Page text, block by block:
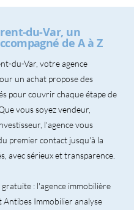
du-Var, un
de A à Z
du-Var, votre agence
un achat propose des
pour couvrir chaque étape de
vous soyez vendeur,
l'agence vous
premier contact jusqu'à la
avec sérieux et transparence.
: l'agence immobilière
Antibes Immobilier analyse